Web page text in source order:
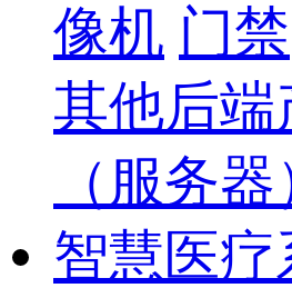
像机 门禁
其他后端
（服务器
智慧医疗